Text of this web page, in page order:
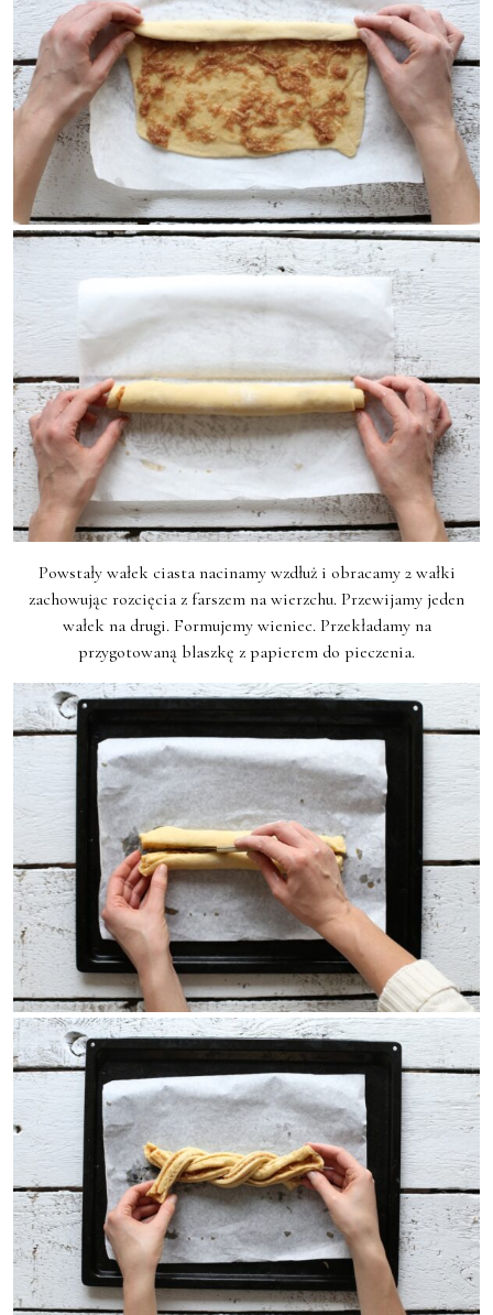
Powstały wałek ciasta nacinamy wzdłuż i obracamy 2 wałki
zachowując rozcięcia z farszem na wierzchu. Przewijamy jeden
wałek na drugi. Formujemy wieniec. Przekładamy na
przygotowaną blaszkę z papierem do pieczenia.